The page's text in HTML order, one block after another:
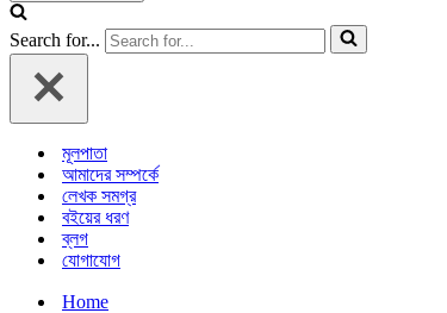
Search for...
মূলপাতা
আমাদের সম্পর্কে
লেখক সমগ্র
বইয়ের ধরণ
ব্লগ
যোগাযোগ
Home